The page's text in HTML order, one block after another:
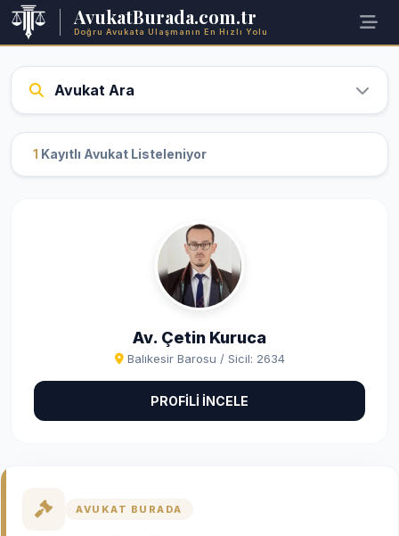
AvukatBurada.com.tr
Doğru Avukata Ulaşmanın En Hızlı Yolu
Avukat Ara
1 Kayıtlı Avukat Listeleniyor
Av. Çetin Kuruca
Balıkesir Barosu / Sicil: 2634
PROFİLİ İNCELE
AVUKAT BURADA